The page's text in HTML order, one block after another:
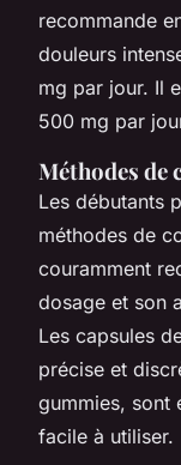
recommande
douleurs
mg par jour. Il
500 mg par
Méthodes de
Les débutants
méthodes de
couramment
dosage et son
Les capsules
précise et
gummies, sont
facile à utiliser.